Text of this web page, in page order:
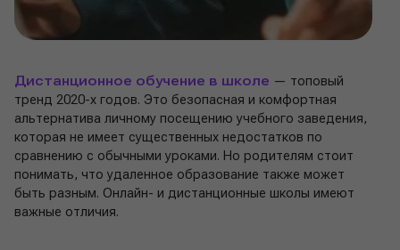
Дистанционное обучение в школе — топовый
тренд 2020-х годов. Это безопасная и комфортная
альтернатива личному посещению учебного заведения,
которая не имеет существенных недостатков по
сравнению с обычными уроками. Но родителям стоит
понимать, что удаленное образование также может
быть разным. Онлайн- и дистанционные школы имеют
важные отличия.